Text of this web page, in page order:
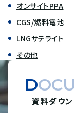
オンサイトPPA
CGS/燃料電池
LNGサテライト
その他
資料ダウ